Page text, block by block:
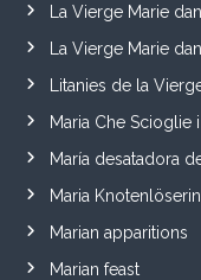
La Vierge Marie
La Vierge Marie
Litanies de la
Maria Che Scioglie
María desatadora
Maria Knotenlöserin
Marian apparitions
Marian feast